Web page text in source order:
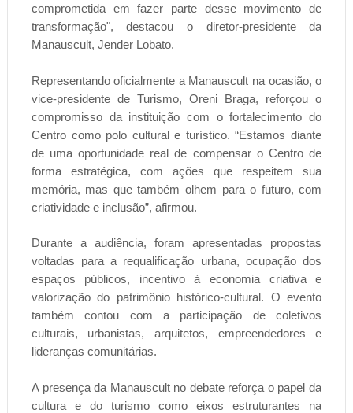
comprometida em fazer parte desse movimento de
transformação", destacou o diretor-presidente da
Manauscult, Jender Lobato.
Representando oficialmente a Manauscult na ocasião, o
vice-presidente de Turismo, Oreni Braga, reforçou o
compromisso da instituição com o fortalecimento do
Centro como polo cultural e turístico. “Estamos diante
de uma oportunidade real de compensar o Centro de
forma estratégica, com ações que respeitem sua
memória, mas que também olhem para o futuro, com
criatividade e inclusão”, afirmou.
Durante a audiência, foram apresentadas propostas
voltadas para a requalificação urbana, ocupação dos
espaços públicos, incentivo à economia criativa e
valorização do patrimônio histórico-cultural. O evento
também contou com a participação de coletivos
culturais, urbanistas, arquitetos, empreendedores e
lideranças comunitárias.
A presença da Manauscult no debate reforça o papel da
cultura e do turismo como eixos estruturantes na